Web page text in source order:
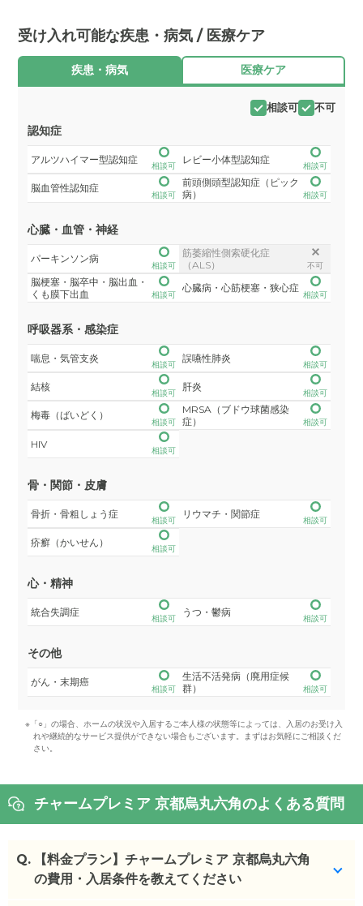
受け入れ可能な疾患・病気 / 医療ケア
疾患・病気 医療ケア
相談可 不可
認知症
アルツハイマー型認知症
相談可
レビー小体型認知症
相談可
脳血管性認知症
相談可
前頭側頭型認知症（ピック
病）
相談可
心臓・血管・神経
パーキンソン病
相談可
筋萎縮性側索硬化症
（ALS）
不可
脳梗塞・脳卒中・脳出血・
くも膜下出血
相談可
心臓病・心筋梗塞・狭心症
相談可
呼吸器系・感染症
喘息・気管支炎
相談可
誤嚥性肺炎
相談可
結核
相談可
肝炎
相談可
梅毒（ばいどく）
相談可
MRSA（ブドウ球菌感染
症）
相談可
HIV
相談可
骨・関節・皮膚
骨折・骨粗しょう症
相談可
リウマチ・関節症
相談可
疥癬（かいせん）
相談可
心・精神
統合失調症
相談可
うつ・鬱病
相談可
その他
がん・末期癌
相談可
生活不活発病（廃用症候
群）
相談可
※「○」の場合、ホームの状況や入居するご本人様の状態等によっては、入居のお受け入
れや継続的なサービス提供ができない場合もございます。まずはお気軽にご相談くだ
さい。
チャームプレミア 京都烏丸六角のよくある質問
Q.
【料金プラン】チャームプレミア 京都烏丸六角
の費用・入居条件を教えてください